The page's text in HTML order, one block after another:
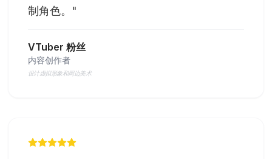
制角色。
"
VTuber 粉丝
内容创作者
设计虚拟形象和周边美术